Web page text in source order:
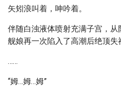
矢矧浪叫着，呻吟着。
伴随白浊液体喷射充满子宫，从
舰娘再一次陷入了高潮后绝顶失
……
“姆…姆…姆”